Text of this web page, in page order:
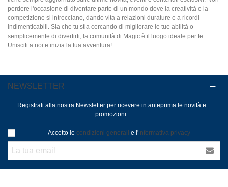
perdere l'occasione di diventare parte di un mondo dove la creatività e la
competizione si intrecciano, dando vita a relazioni durature e a ricordi
indimenticabili. Sia che tu stia cercando di migliorare le tue abilità o
semplicemente di divertirti, la comunità di Magic è il luogo ideale per te.
Unisciti a noi e inizia la tua avventura!
NEWSLETTER
Registrati alla nostra Newsletter per ricevere in anteprima le novità e
promozioni.
Accetto le condizioni generali e l'informativa privacy